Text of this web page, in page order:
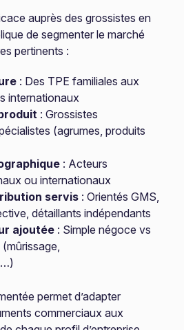
auprès des grossistes en
de segmenter le marché
pertinents :
: Des TPE familiales aux
internationaux
: Grossistes
(agrumes, produits
: Acteurs
ou internationaux
servis : Orientés GMS,
détaillants indépendants
ajoutée : Simple négoce vs
permet d’adapter
commerciaux aux